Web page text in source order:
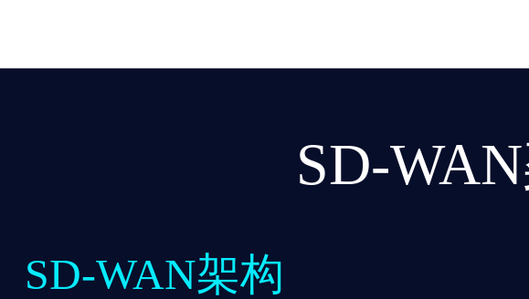
SD-
SD-WAN架构